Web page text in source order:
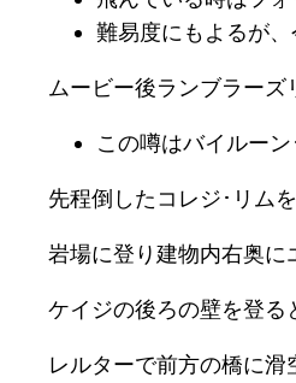
難易度にもよるが
ムービー後ランブラーズ
この噂はバイルー
先程倒したコレジ･リム
岩場に登り建物内右奥に
ケイジの後ろの壁を登る
レルターで前方の橋に滑